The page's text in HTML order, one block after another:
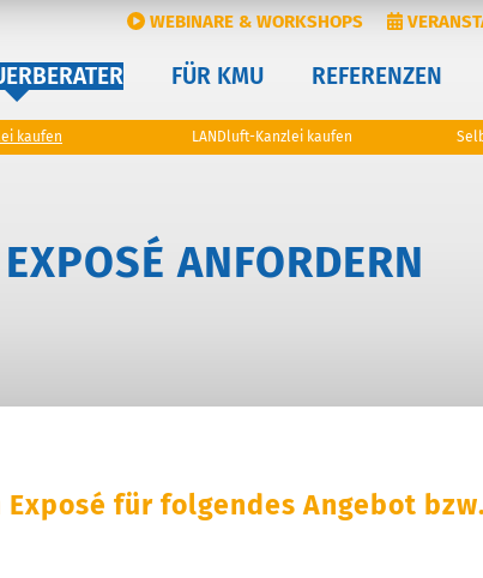
WEBINARE & WORKSHOPS
kaufen LANDluft-Kanzlei kaufen
FÜR KMU REFERENZEN
EXPOSÉ ANFORDERN
für folgendes Angebot